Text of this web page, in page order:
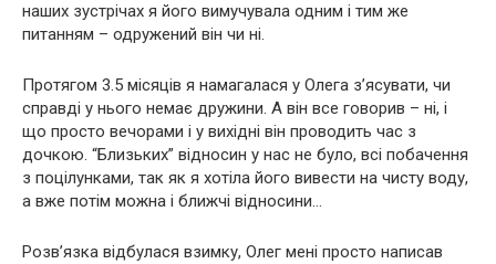
наших зустрічах я його вимучувала одним і тим же
питанням – одружений він чи ні.
Протягом 3.5 місяців я намагалася у Олега з’ясувати, чи
справді у нього немає дружини. А він все говорив – ні, і
що просто вечорами і у вихідні він проводить час з
дочкою. “Близьких” відносин у нас не було, всі побачення
з поцілунками, так як я хотіла його вивести на чисту воду,
а вже потім можна і ближчі відносини…
Розв’язка відбулася взимку, Олег мені просто написав